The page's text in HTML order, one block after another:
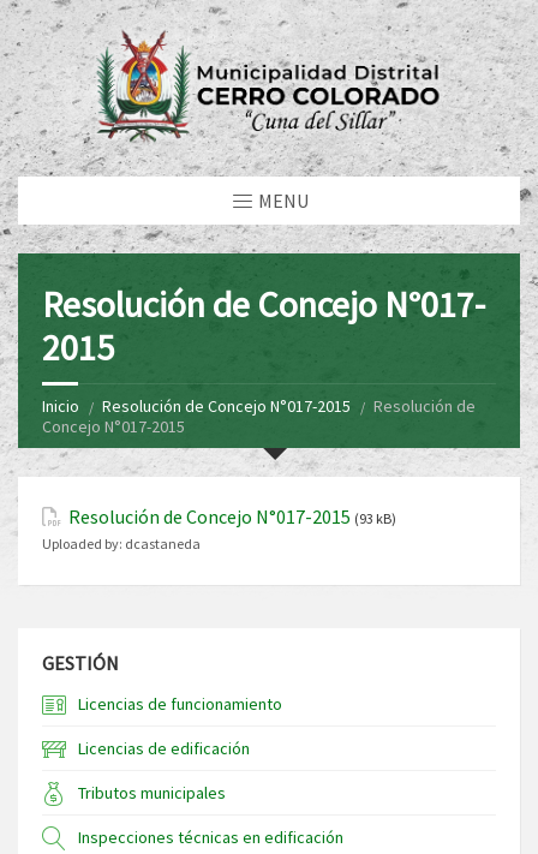
MENU
Resolución de Concejo N°017-
2015
Inicio Resolución de Concejo N°017-2015
Resolución de
Concejo N°017-2015
Resolución de Concejo N°017-2015 (93 kB)
Uploaded by: dcastaneda
GESTIÓN
Licencias de funcionamiento
Licencias de edificación
Tributos municipales
Inspecciones técnicas en edificación